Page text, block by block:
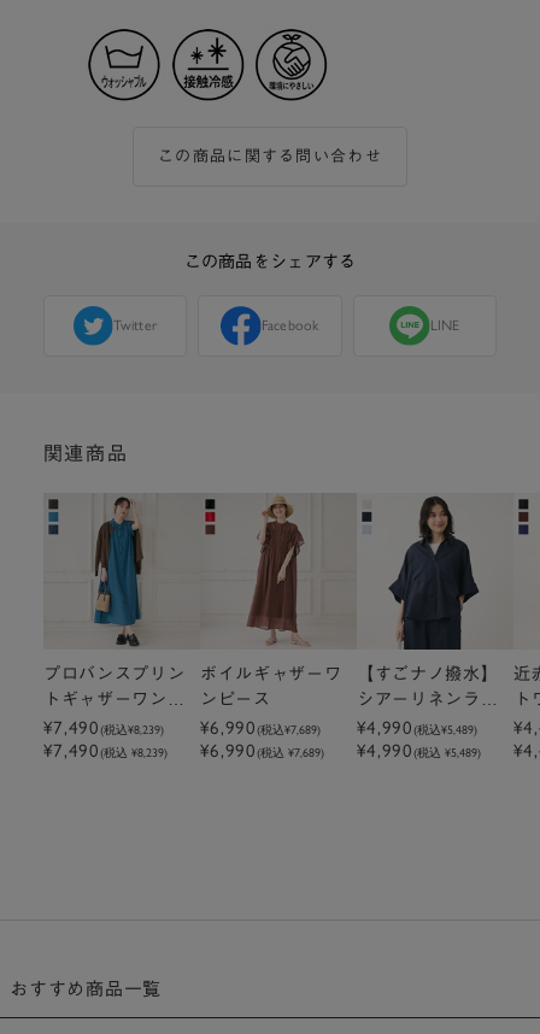
この商品に関する問い合わせ
この商品をシェアする
Twitter Facebook LINE
関連商品
プロバンスプリン
トギャザーワンピ
ース
¥7,490(税込¥8,239)
¥7,490(税込 ¥8,239)
ボイルギャザーワ
ンピース
¥6,990(税込¥7,689)
¥6,990(税込 ¥7,689)
【すごナノ撥水】
シアーリネンライ
ク5分袖シャツ
¥4,990(税込¥5,489)
¥4,990(税込 ¥5,489)
近
ト
おすすめ商品一覧